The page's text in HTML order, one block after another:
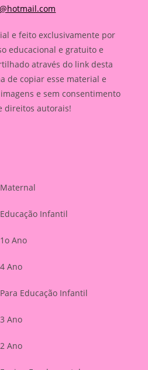
e feito exclusivamente por
educacional e gratuito e
através do link desta
de copiar esse material e
e sem consentimento
direitos autorais!
Infantil
Ano
Ano
Educação Infantil
Ano
Ano